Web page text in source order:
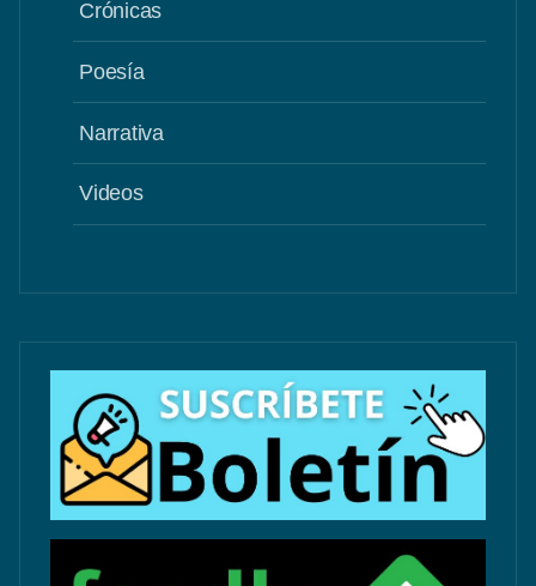
Crónicas
Poesía
Narrativa
Videos